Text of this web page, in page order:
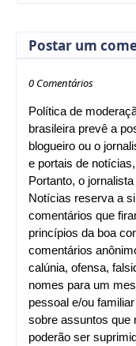
Postar um
0 Comentários
Política de
brasileira prevê a
blogueiro ou o
e portais de
Portanto, o
Notícias reserva a
comentários que
princípios da boa
comentários
calúnia, ofensa,
nomes para um
pessoal e/ou
sobre assuntos que
poderão ser